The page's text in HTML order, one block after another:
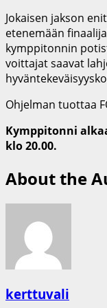
Jokaisen jakson
etenemään
kymppitonnin
voittajat saavat
Ohjelman tuottaa
Kymppitonni
klo 20.00.
About the
kerttuvali